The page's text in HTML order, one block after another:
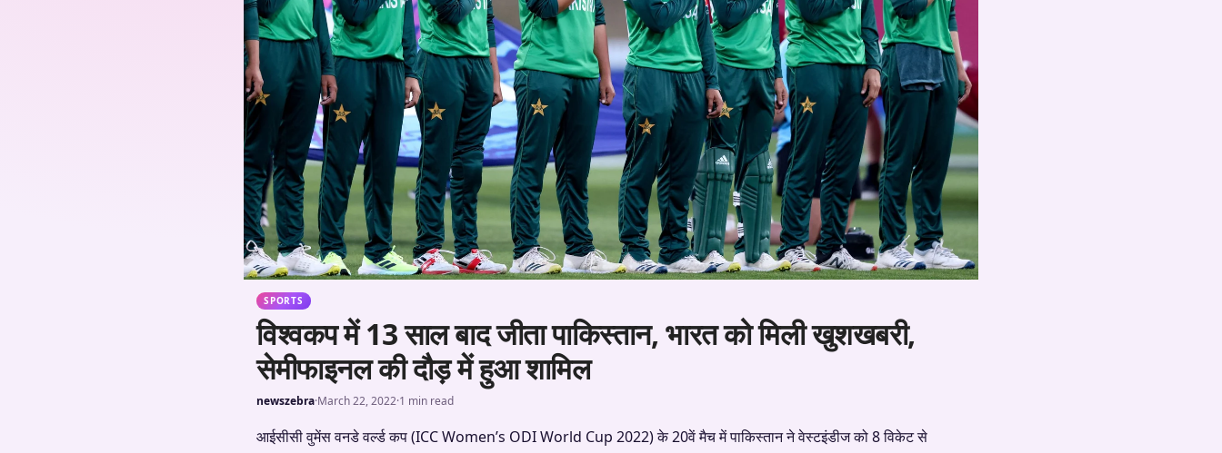
SPORTS
विश्वकप में 13 साल बाद जीता पाकिस्तान, भारत को मिली खुशखबरी,
सेमीफाइनल की दौड़ में हुआ शामिल
newszebra·March 22, 2022·1 min read
आईसीसी वुमेंस वनडे वर्ल्ड कप (ICC Women’s ODI World Cup 2022) के 20वें मैच में पाकिस्तान ने वेस्टइंडीज को 8 विकेट से